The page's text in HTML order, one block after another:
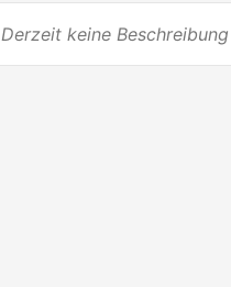
Derzeit keine Beschreibung